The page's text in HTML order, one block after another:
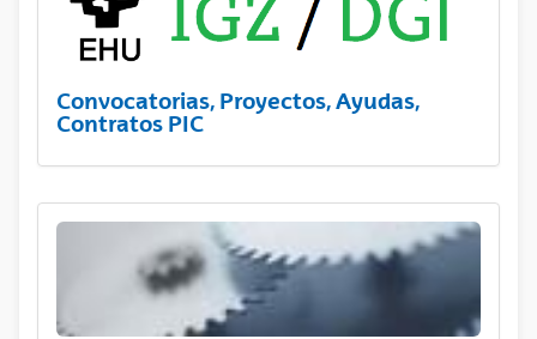
Convocatorias, Proyectos, Ayudas,
Contratos PIC